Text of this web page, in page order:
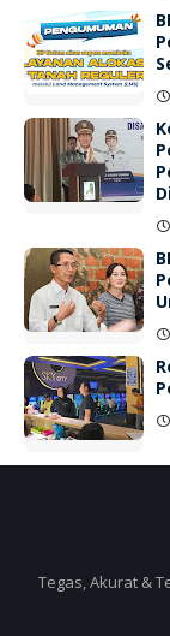
Tegas, Akurat &